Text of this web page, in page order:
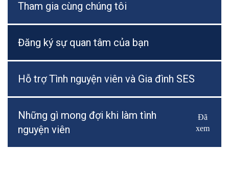
Tham gia cùng chúng tôi
Đăng ký sự quan tâm của bạn
Hỗ trợ Tình nguyện viên và Gia đình SES
Những gì mong đợi khi làm tình
nguyện viên
Bật/Tắt
Đã
xem